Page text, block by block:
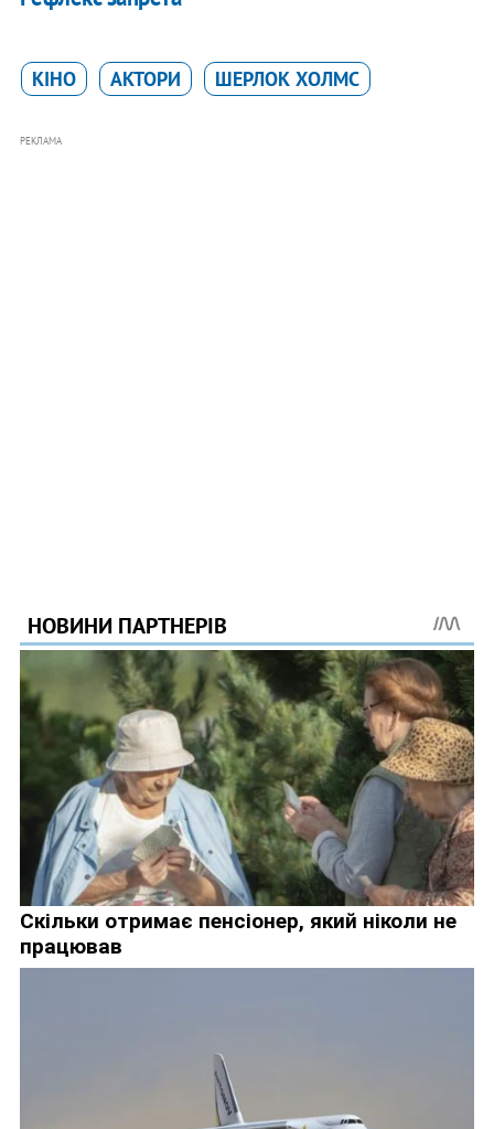
КІНО АКТОРИ ШЕРЛОК ХОЛМС
РЕКЛАМА